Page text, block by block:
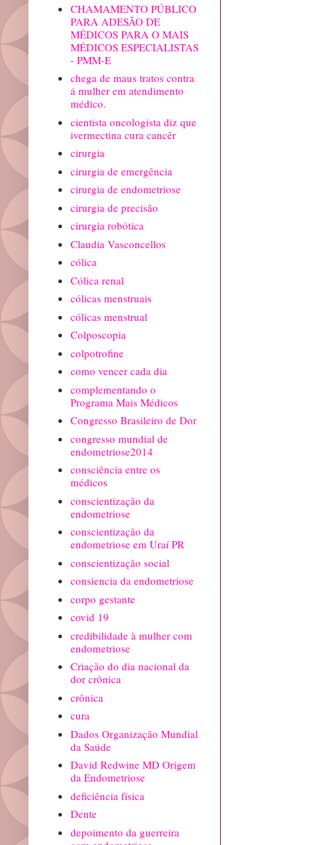
CHAMAMENTO PÚBLICO
PARA ADESÃO DE
MÉDICOS PARA O MAIS
MÉDICOS ESPECIALISTAS
- PMM-E
chega de maus tratos contra
á mulher em atendimento
médico.
cientista oncologista diz que
ivermectina cura cancêr
cirurgia
cirurgia de emergência
cirurgia de endometriose
cirurgia de precisão
cirurgia robótica
Claudia Vasconcellos
cólica
Cólica renal
cólicas menstruais
cólicas menstrual
Colposcopia
colpotrofine
como vencer cada dia
complementando o
Programa Mais Médicos
Congresso Brasileiro de Dor
congresso mundial de
endometriose2014
consciência entre os
médicos
conscientização da
endometriose
conscientização da
endometriose em Uraí PR
conscientização social
consiencia da endometriose
corpo gestante
covid 19
credibilidade à mulher com
endometriose
Criação do dia nacional da
dor crônica
crônica
cura
Dados Organização Mundial
da Saúde
David Redwine MD Origem
da Endometriose
deficiência física
Dente
depoimento da guerreira